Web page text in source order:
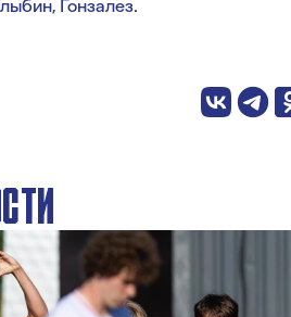
Гонзалез.